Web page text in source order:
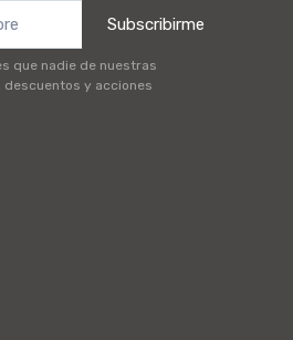
Subscribirme
que nadie de nuestras
descuentos y acciones